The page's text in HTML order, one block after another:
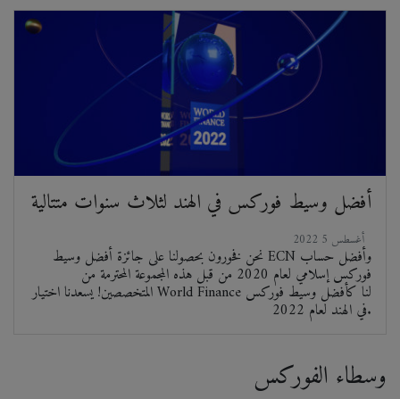
أفضل وسيط فوركس في الهند لثلاث سنوات متتالية
نحن فخورون بحصولنا على جائزة أفضل وسيط ECN وأفضل حساب
فوركس إسلامي لعام 2020 من قبل هذه المجموعة المحترمة من
المتخصصين! يسعدنا اختيار World Finance لنا كأفضل وسيط فوركس
في الهند لعام 2022.
وسطاء الفوركس